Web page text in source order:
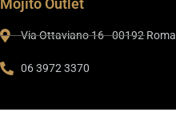
Mojito Outlet
Via Ottaviano 16 - 00192 Roma
06 3972 3370